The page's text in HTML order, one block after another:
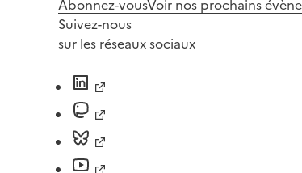
Abonnez-vousVoir nos prochains
Suivez-nous
sur les réseaux sociaux